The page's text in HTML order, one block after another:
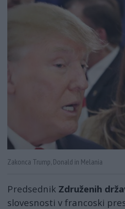
Zakonca Trump, Donald in Melania
Predsednik Združenih
slovesnosti v francoski